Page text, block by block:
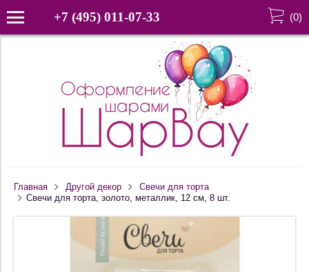
+7 (495) 011-07-33 (0)
Главная Другой декор
Свечи для торта
Свечи для торта, золото, металлик, 12 см, 8 шт.